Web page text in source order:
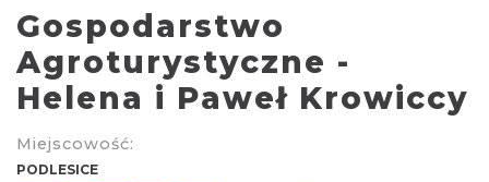
Gospodarstwo
Agroturystyczne -
Helena i Paweł Krowiccy
Miejscowość:
PODLESICE